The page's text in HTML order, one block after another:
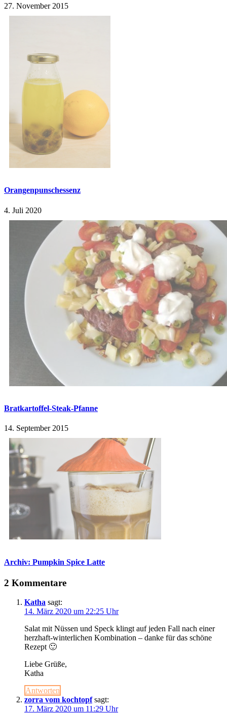
27. November 2015
Orangenpunschessenz
4. Juli 2020
Bratkartoffel-Steak-Pfanne
14. September 2015
Archiv: Pumpkin Spice Latte
2 Kommentare
Katha sagt:
14. März 2020 um 22:25 Uhr
Salat mit Nüssen und Speck klingt auf jeden Fall nach einer
herzhaft-winterlichen Kombination – danke für das schöne
Rezept 🙂
Liebe Grüße,
Katha
Antworten
zorra vom kochtopf sagt:
17. März 2020 um 11:29 Uhr